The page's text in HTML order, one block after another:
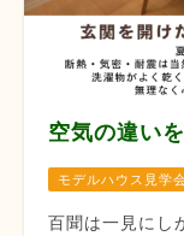
モデルハウス見学
百聞は一見にし